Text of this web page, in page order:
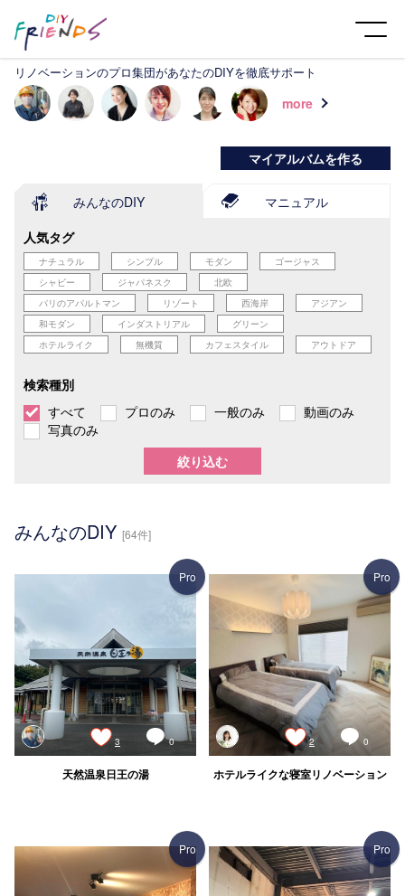
リノベーションのプロ集団があなたのDIYを徹底サポート
more
みんなのDIY マニュアル
マイアルバムを作る
人気タグ
ナチュラル シンプル モダン
ゴージャス
シャビー
ジャパネスク
北欧
パリのアパルトマン
リゾート 西海岸
アジアン
和モダン
インダストリアル
グリーン
ホテルライク
無機質 カフェスタイル アウトドア
検索種別
すべて
プロのみ 一般のみ
動画のみ
写真のみ
絞り込む
みんなのDIY [64件]
Pro
3 0
天然温泉日王の湯
Pro
2 0
ホテルライクな寝室リノベーション
Pro Pro